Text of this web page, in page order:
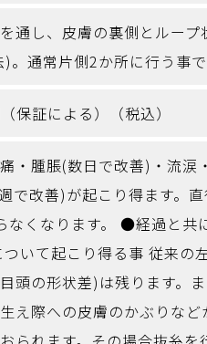
通し、皮膚の裏側とルー
通常片側2か所に行う事で
保証による）（税込）
・腫脹(数日で改善)・流涙
で改善)が起こり得ます。
なくなります。 ●経過と共
いて起こり得る事 従来の
頭の形状差)は残ります。
え際への皮膚のかぶりな